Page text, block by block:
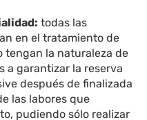
todas las
en el tratamiento de
tengan la naturaleza de
a garantizar la reserva
después de finalizada
las labores que
pudiendo sólo realizar